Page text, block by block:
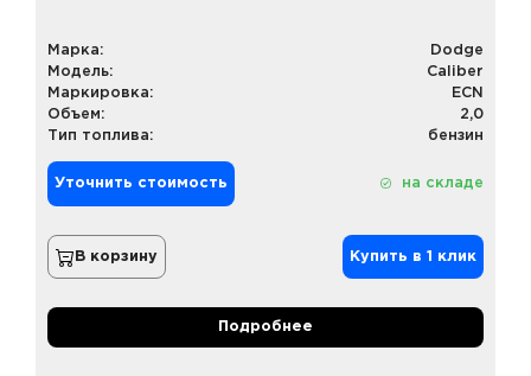
Марка:
Dodge
Модель:
Caliber
Маркировка:
ECN
Объем:
2,0
Тип топлива:
бензин
Уточнить стоимость на складе
В корзину Купить в 1 клик
Подробнее